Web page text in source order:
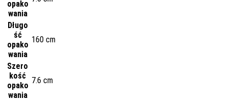
opako
wania
Długo
ść
opako
wania
160 cm
Szero
kość
opako
wania
7.6 cm